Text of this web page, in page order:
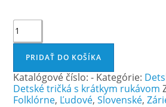
množstvo
ZÁRIEČIE
1
detské
tričko
s
krátkym
rukávom
PRIDAŤ DO KOŠÍKA
Katalógové číslo:- Kategórie:
Detské tričká s krátkym rukávom
Folklórne, Ľudové,Slovenské,